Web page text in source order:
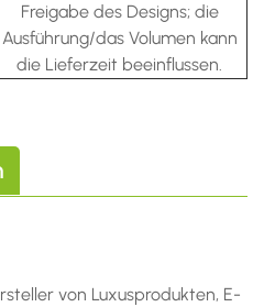
Freigabe des Designs; die
Ausführung/das Volumen kann
die Lieferzeit beeinflussen.
von Luxusprodukten, E-